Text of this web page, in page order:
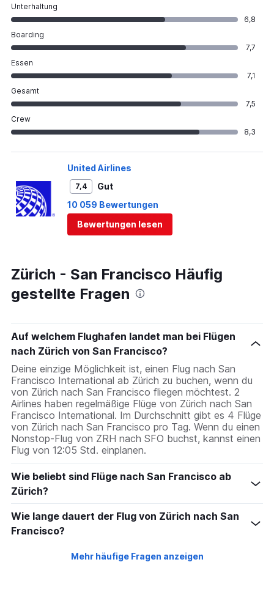
Unterhaltung
6,8
Boarding
7,7
Essen
7,1
Gesamt
7,5
Crew
8,3
United Airlines
7,4
Gut
10 059 Bewertungen
Bewertungen lesen
Zürich - San Francisco Häufig
gestellte Fragen
Auf welchem Flughafen landet man bei Flügen
nach Zürich von San Francisco?
Deine einzige Möglichkeit ist, einen Flug nach San
Francisco International ab Zürich zu buchen, wenn du
von Zürich nach San Francisco fliegen möchtest. 2
Airlines haben regelmäßige Flüge von Zürich nach San
Francisco International. Im Durchschnitt gibt es 4 Flüge
von Zürich nach San Francisco pro Tag. Wenn du einen
Nonstop-Flug von ZRH nach SFO buchst, kannst einen
Flug von 12:05 Std. einplanen.
Wie beliebt sind Flüge nach San Francisco ab
Zürich?
Wie lange dauert der Flug von Zürich nach San
Francisco?
Mehr häufige Fragen anzeigen